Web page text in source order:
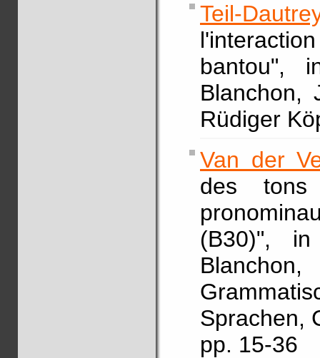
Teil-
bantou",
Blanchon,
Rüdiger
Van der
des
(B30)",
Sprachen,
pp. 15-36